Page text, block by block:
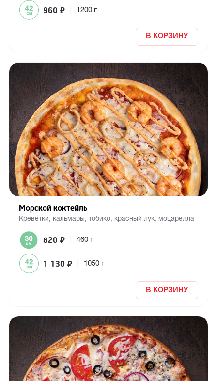
960 ₽ 1200 г
В КОРЗИНУ
Морской коктейль
Креветки, кальмары, тобико, красный лук, моцарелла
820 ₽ 460 г
1 130 ₽ 1050 г
В КОРЗИНУ